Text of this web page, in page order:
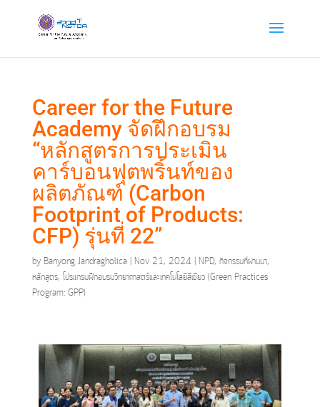
Career for the Future
Academy จัดฝึกอบรม
“หลักสูตรการประเมิน
คาร์บอนฟุตพริ้นท์ของ
ผลิตภัณฑ์ (Carbon
Footprint of Products:
CFP) รุ่นที่ 22”
by Banyong Jandragholica| Nov 21, 2024| NPD, กิจกรรมที่ผ่านมา,
หลักสูตร, โปรแกรมฝึกอบรมวิทยาศาสตร์และเทคโนโลยีสีเขียว (Green Practices
Program: GPP)